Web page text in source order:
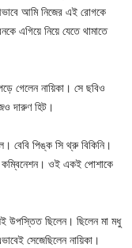
আমি নিজের এই রোগকে
এগিয়ে নিয়ে যেতে থামাতে
গেলেন নায়িকা। সে ছবিও
দারুণ হিট।
বেবি পিঙ্ক সি থ্রু বিকিনি।
কম্বিনেশন। ওই একই পোশাকে
উপস্তিত ছিলেন। ছিলেন মা মধু
সেজেছিলেন নায়িকা।